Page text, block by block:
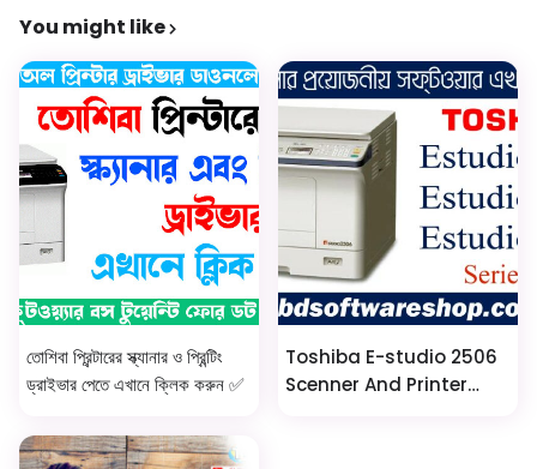
You might like
তোশিবা প্রিন্টারের স্ক্যানার ও প্রিন্টিং
ড্রাইভার পেতে এখানে ক্লিক করুন ✅
Toshiba E-studio 2506
Scenner And Printer